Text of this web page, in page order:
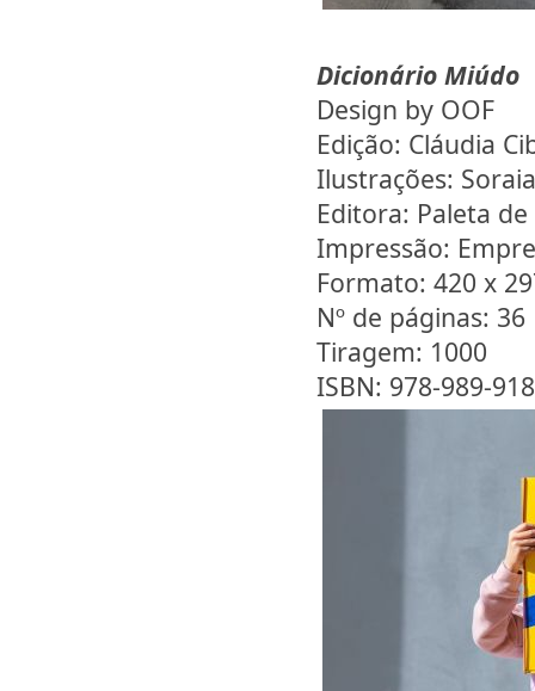
Dicionário Miúdo
Design by OOF
Edição: Cláudia
Ilustrações:
Editora: Paleta
Impressão:
Formato: 420 x
Nº de páginas: 36
Tiragem: 1000
ISBN: 978-989-